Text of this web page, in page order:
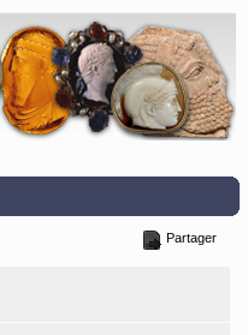
Partager